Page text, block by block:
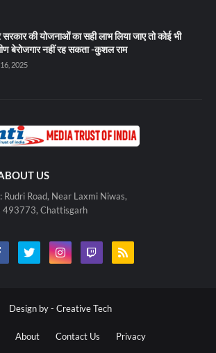
की योजनाओं का सही लाभ लिया जाए तो कोई भी
बेरोजगार नहीं रह सकता -कुशल राम
2025
US
Rudri Road, Near Laxmi Niwas,
493773, Chattisgarh
Design by - Creative Tech
About Contact Us Privacy